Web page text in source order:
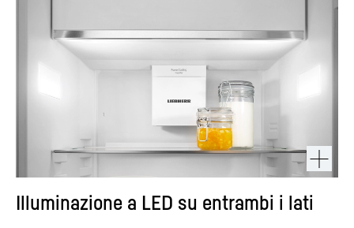
Illuminazione a LED su entrambi i lati